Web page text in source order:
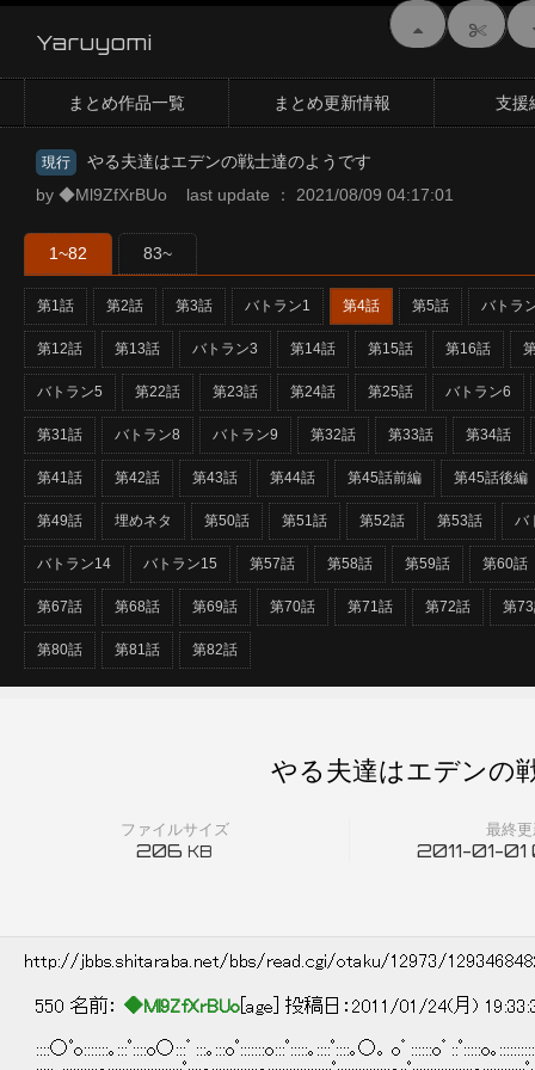
Yaruyomi
まとめ作品一覧 まとめ更新情報 支援
現行
やる夫達はエデンの戦士達のようです
by ◆Ml9ZfXrBUo last update ： 2021/08/09 04:17:01
1~82 83~
第1話 第2話 第3話 バトラン1 第4話 第5話 バトラ
第12話 第13話 バトラン3 第14話 第15話 第16話
バトラン5 第22話 第23話 第24話 第25話 バトラン6
第31話 バトラン8 バトラン9 第32話 第33話 第34話
第41話 第42話 第43話 第44話 第45話前編 第45話後編
第49話 埋めネタ 第50話 第51話 第52話 第53話 バ
バトラン14 バトラン15 第57話 第58話 第59話 第60話
第67話 第68話 第69話 第70話 第71話 第72話 第
第80話 第81話 第82話
ファイルサイズ
206 KB
最終
2011-01-
やる夫達はエデンの
http://jbbs.shitaraba.net/bbs/read.cgi/otaku/12973/
550 名前： ◆Ml9ZfXrBUo [age] 投稿日：2011/01/24(月)
::::○ﾟo:::::::｡:::ﾟ::::o○:::゜:::｡:::oﾟ:::::::o:::ﾟ:::::｡::::ﾟ::::｡○｡ o゜::::::o゜::ﾟ:::::o｡